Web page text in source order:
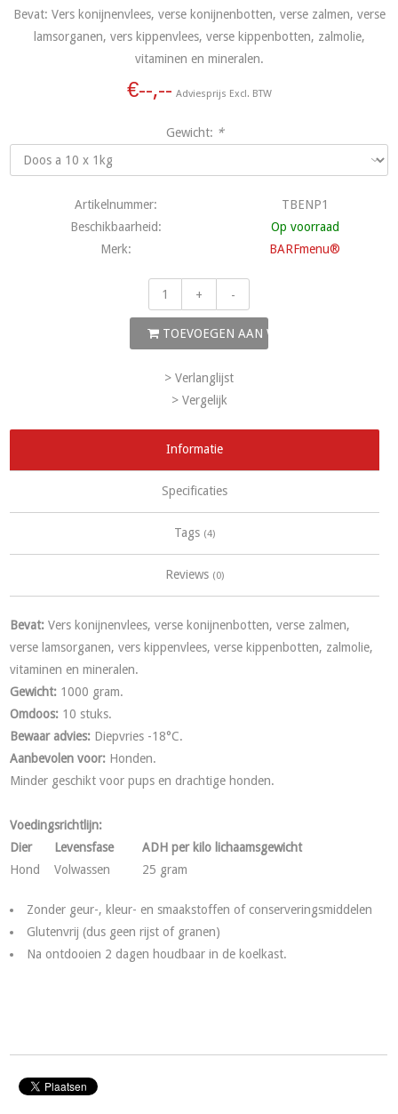
Bevat: Vers konijnenvlees, verse konijnenbotten, verse zalmen, verse
lamsorganen, vers kippenvlees, verse kippenbotten, zalmolie,
vitaminen en mineralen.
€--,-- Adviesprijs Excl. BTW
Gewicht: *
Artikelnummer:
TBENP1
Beschikbaarheid:
Op voorraad
Merk:
BARFmenu®
+ -
TOEVOEGEN AAN WINKELWAGEN
> Verlanglijst
> Vergelijk
Informatie
Specificaties
Tags (4)
Reviews (0)
Bevat: Vers konijnenvlees, verse konijnenbotten, verse zalmen,
verse lamsorganen, vers kippenvlees, verse kippenbotten, zalmolie,
vitaminen en mineralen.
Gewicht: 1000 gram.
Omdoos: 10 stuks.
Bewaar advies: Diepvries -18°C.
Aanbevolen voor: Honden.
Minder geschikt voor pups en drachtige honden.
Voedingsrichtlijn:
Dier
Levensfase
ADH per kilo lichaamsgewicht
Hond
Volwassen 25 gram
Zonder geur-, kleur- en smaakstoffen of conserveringsmiddelen
Glutenvrij (dus geen rijst of granen)
Na ontdooien 2 dagen houdbaar in de koelkast.